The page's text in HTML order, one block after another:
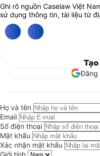
Ghi rõ nguồn Caselaw Việt
sử dụng thông tin, tài liệu từ
Đăng
Họ và tên
Email
Số điện thoại
Mật khẩu
Xác nhận mật khẩu
Giới tính